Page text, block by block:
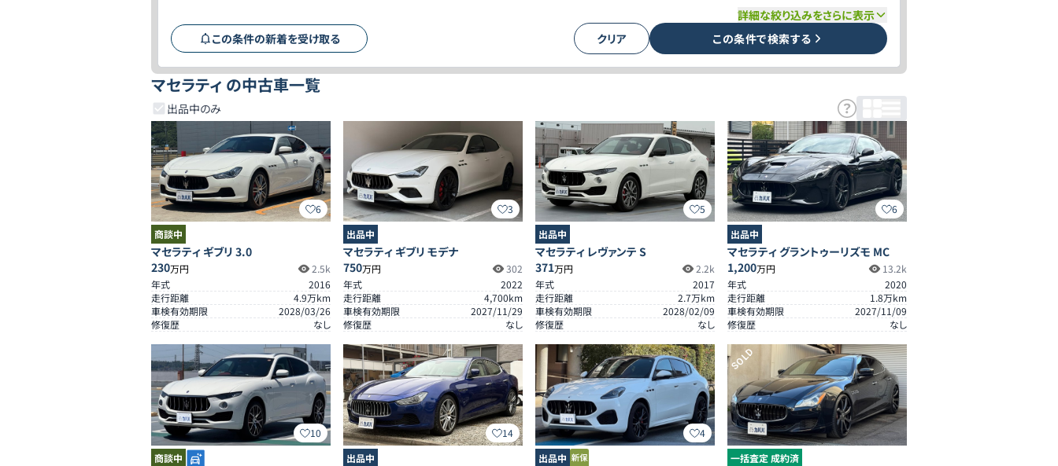
詳細な絞り込みをさらに表示
この条件の新着を受け取る
クリア この条件で検索する
マセラティ の中古車一覧
出品中のみ
6
商談中
マセラティ ギブリ 3.0
230万円
2.5k
年式
2016
走行距離
4.9万km
車検有効期限
2028/03/26
修復歴
なし
3
出品中
マセラティ ギブリ モデナ
750万円
302
年式
2022
走行距離
4,700km
車検有効期限
2027/11/29
修復歴
なし
5
出品中
マセラティ レヴァンテ S
371万円
2.2k
年式
2017
走行距離
2.7万km
車検有効期限
2028/02/09
修復歴
なし
6
出品中
マセラティ グラントゥーリズモ MC
1,200万円
13.2k
年式
2020
走行距離
1.8万km
車検有効期限
2027/11/09
修復歴
なし
10
商談中
14
出品中
4
出品中
SOLD
一括査定 成約済